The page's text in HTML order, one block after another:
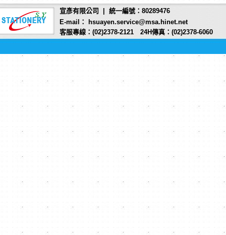
宣彥有限公司 | 統一編號：80289476
E-mail： hsuayen.service@msa.hinet.net
客服專線：(02)2378-2121 24H傳真：(02)2378-6060